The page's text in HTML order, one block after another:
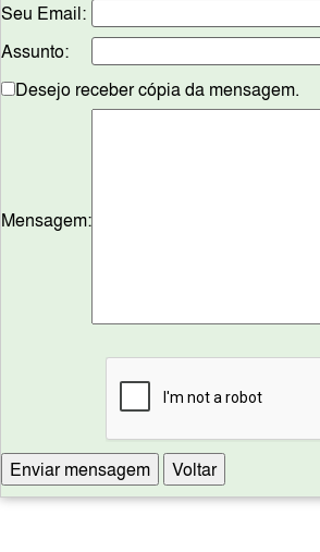
Seu Email:
Assunto:
Desejo receber cópia da mensagem.
Mensagem: